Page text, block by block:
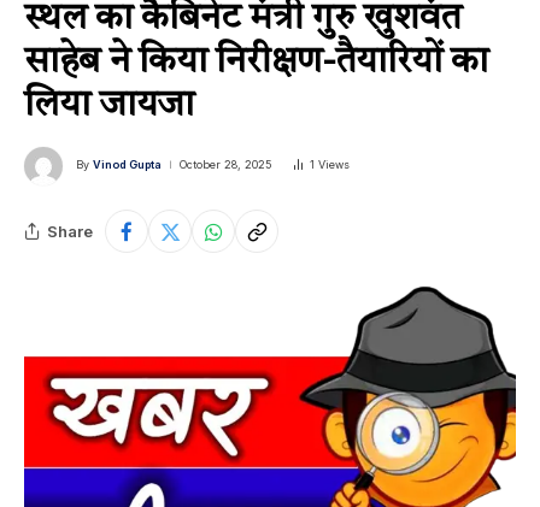
स्थल का कैबिनेट मंत्री गुरु खुशवंत
साहेब ने किया निरीक्षण-तैयारियों का
लिया जायजा
By Vinod Gupta October 28, 2025 1 Views
Share